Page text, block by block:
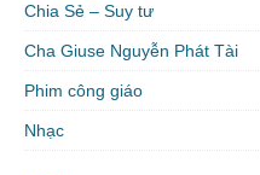
Chia Sẻ – Suy tư
Cha Giuse Nguyễn Phát Tài
Phim công giáo
Nhạc